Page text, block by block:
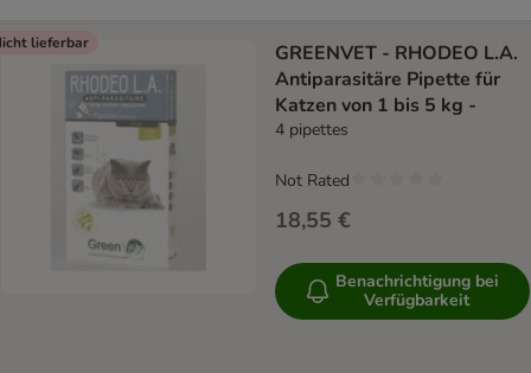
lieferbar
GREENVET - RHODEO L.A.
Antiparasitäre Pipette für
Katzen von 1 bis 5 kg -
4 pipettes
18,55 €
Not Rated
Benachrichtigung bei
Verfügbarkeit